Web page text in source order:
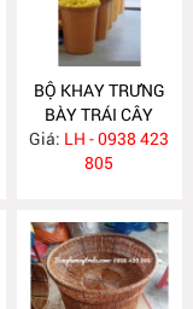
BỘ KHAY TRƯNG
BÀY TRÁI CÂY
HOA QUẢ NH399
Giá: LH - 0938 423
805